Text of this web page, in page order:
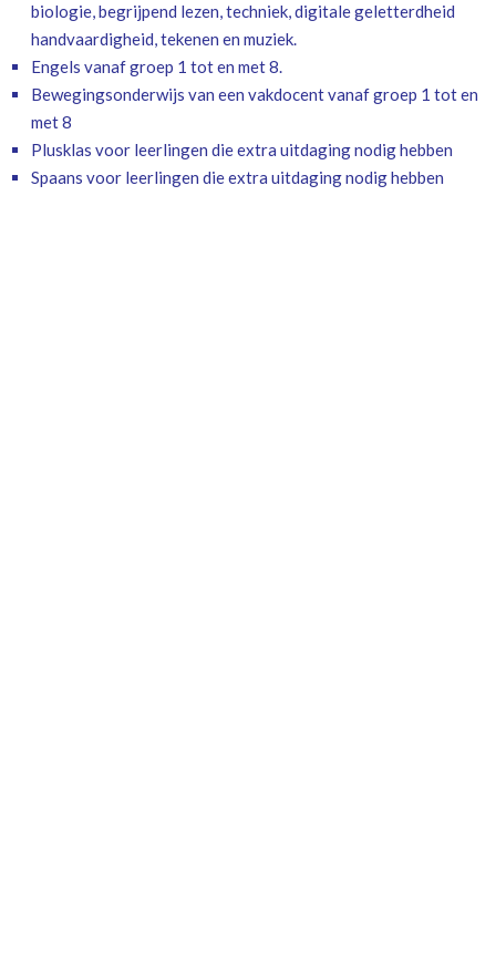
biologie, begrijpend lezen, techniek, digitale geletterdheid
handvaardigheid, tekenen en muziek.
Engels vanaf groep 1 tot en met 8.
Bewegingsonderwijs van een vakdocent vanaf groep 1 tot en
met 8
Plusklas voor leerlingen die extra uitdaging nodig hebben
Spaans voor leerlingen die extra uitdaging nodig hebben